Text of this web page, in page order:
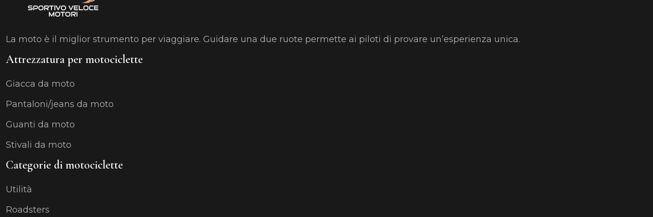
La moto è il miglior strumento per viaggiare. Guidare una due ruote permette ai piloti di provare un’esperienza unica.
Attrezzatura per motociclette
Giacca da moto
Pantaloni/jeans da moto
Guanti da moto
Stivali da moto
Categorie di motociclette
Utilità
Roadsters